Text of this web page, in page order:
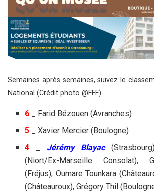
Semaines après semaines, suivez le
National (Crédit photo @FFF)
6 _ Farid Bézouen (Avranches)
5 _ Xavier Mercier (Boulogne)
4
Jérémy Blayac
(Niort/Ex-Marseille Consolat),
(Fréjus), Oumare Tounkara
(Châteauroux), Grégory Thil